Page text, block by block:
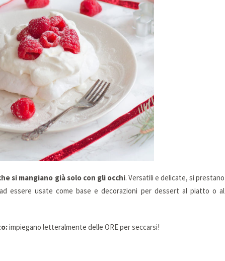
si mangiano già solo con gli occhi. Versatili e delicate, si prestano
essere usate come base e decorazioni per dessert al piatto o al
impiegano letteralmente delle ORE per seccarsi!